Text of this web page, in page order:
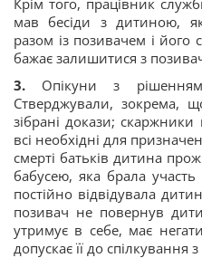
Крім того, працівник
мав бесіди з дитиною,
разом із позивачем і його
бажає залишитися з
3. Опікуни з
Стверджували, зокрема,
зібрані докази;
всі необхідні для
смерті батьків дитина
бабусею, яка брала участь
постійно відвідувала
позивач не повернув
утримує в себе, має
допускає її до